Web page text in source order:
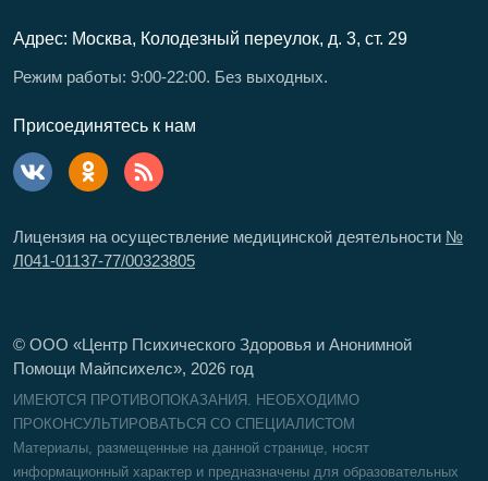
Адрес: Москва, Колодезный переулок, д. 3, ст. 29
Режим работы: 9:00-22:00. Без выходных.
Присоединятесь к нам
Лицензия на осуществление медицинской деятельности №
Л041-01137-77/00323805
© ООО «Центр Психического Здоровья и Анонимной
Помощи Майпсихелс», 2026 год
ИМЕЮТСЯ ПРОТИВОПОКАЗАНИЯ. НЕОБХОДИМО
ПРОКОНСУЛЬТИРОВАТЬСЯ СО СПЕЦИАЛИСТОМ
Материалы, размещенные на данной странице, носят
информационный характер и предназначены для образовательных